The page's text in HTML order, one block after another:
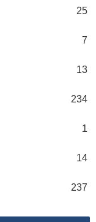
25
7
13
234
1
14
237